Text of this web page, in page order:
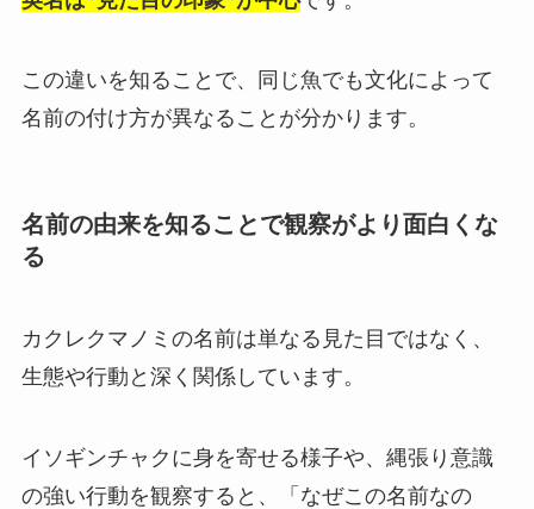
この違いを知ることで、同じ魚でも文化によって
名前の付け方が異なることが分かります。
名前の由来を知ることで観察がより面白くな
る
カクレクマノミの名前は単なる見た目ではなく、
生態や行動と深く関係しています。
イソギンチャクに身を寄せる様子や、縄張り意識
の強い行動を観察すると、「なぜこの名前なの